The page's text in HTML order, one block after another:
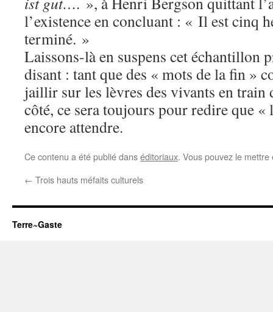
l’existence en concluant : « Il est cinq
terminé. »
Laissons-là en suspens cet échantillon
disant : tant que des « mots de la fin »
jaillir sur les lèvres des vivants en train
côté, ce sera toujours pour redire que «
encore attendre.
Ce contenu a été publié danséditoriaux. Vous pouvez le
← Trois hauts méfaits culturels
Terre~Gaste